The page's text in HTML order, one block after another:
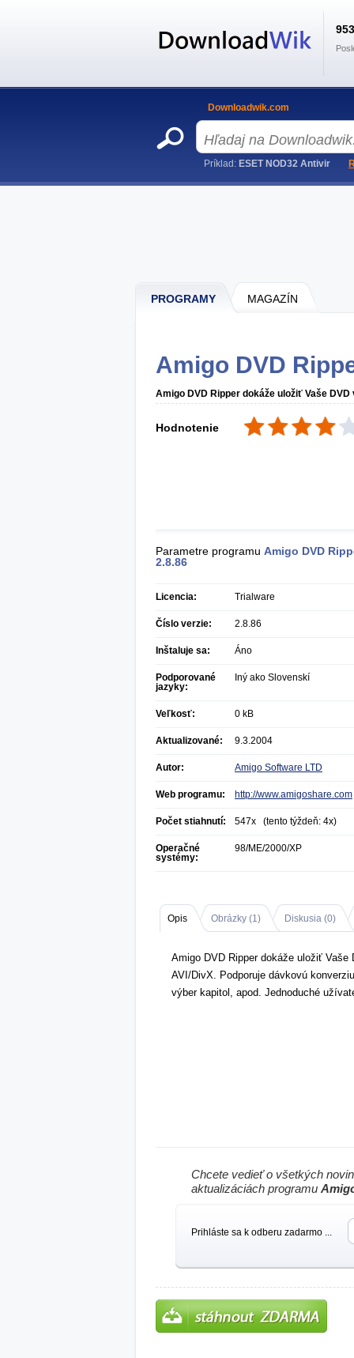
PROGRAMY MAGAZÍN
Amigo DVD
Amigo DVD Ripper dokáže uložiť Vaše DVD
Hodnotenie
Parametre programu Amigo DVD
2.8.86
Licencia: Trialware
Číslo verzie: 2.8.86
Inštaluje sa: Áno
Podporované
jazyky:
Iný ako Slovenskí
Veľkosť: 0 kB
Aktualizované: 9.3.2004
Autor: Amigo Software LTD
Web programu: http://www.amigoshare.com
Počet stiahnutí: 547x (tento týždeň: 4x)
Operačné
systémy:
98/ME/2000/XP
Opis Obrázky (1) Diskusia (0)
Amigo DVD Ripper dokáže uložiť
AVI/DivX. Podporuje dávkovú
výber kapitol, apod. Jednoduché
Chcete vedieť o všetkých
aktualizáciách programu
Prihláste sa k odberu zadarmo ...
Downloadwik.com
Príklad: ESET NOD32 Antivir